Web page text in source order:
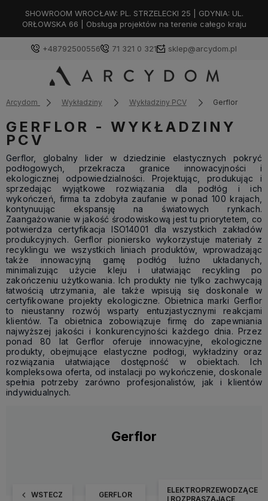
SHOWROOM WROCŁAW: PL. STRZELECKI 25 | GDYNIA: UL.
ORŁOWSKA 66 | Obsługa projektów na terenie całego kraju
+48792500556 71 321 0 321 sklep@arcydom.pl
Arcydom Wykładziny Wykładziny PCV Gerflor
GERFLOR - WYKŁADZINY
PCV
Gerflor, globalny lider w dziedzinie elastycznych pokryć
podłogowych, przekracza granice innowacyjności i
ekologicznej odpowiedzialności. Projektując, produkując i
sprzedając wyjątkowe rozwiązania dla podłóg i ich
wykończeń, firma ta zdobyła zaufanie w ponad 100 krajach,
kontynuując ekspansję na światowych rynkach.
Zaangażowanie w jakość środowiskową jest tu priorytetem, co
potwierdza certyfikacja ISO14001 dla wszystkich zakładów
produkcyjnych. Gerflor pioniersko wykorzystuje materiały z
recyklingu we wszystkich liniach produktów, wprowadzając
także innowacyjną gamę podłóg luźno układanych,
minimalizując użycie kleju i ułatwiając recykling po
zakończeniu użytkowania. Ich produkty nie tylko zachwycają
łatwością utrzymania, ale także wpisują się doskonale w
certyfikowane projekty ekologiczne. Obietnica marki Gerflor
to nieustanny rozwój wsparty entuzjastycznymi reakcjami
klientów. Ta obietnica zobowiązuje firmę do zapewniania
najwyższej jakości i konkurencyjności każdego dnia. Przez
ponad 80 lat Gerflor oferuje innowacyjne, ekologiczne
produkty, obejmujące elastyczne podłogi, wykładziny oraz
rozwiązania ułatwiające dostępność w obiektach. Ich
kompleksowa oferta, od instalacji po wykończenie, doskonale
spełnia potrzeby zarówno profesjonalistów, jak i klientów
indywidualnych.
Gerflor
WSTECZ GERFLOR
ELEKTROPRZEWODZĄCE
I ROZPRASZAJĄCE